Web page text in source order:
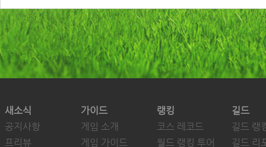
새소식
공지사항
프리뷰
가이드
게임 소개
게임 가이드
랭킹
코스 레코드
월드 랭킹 투어
길드
길드 랭
길드 리